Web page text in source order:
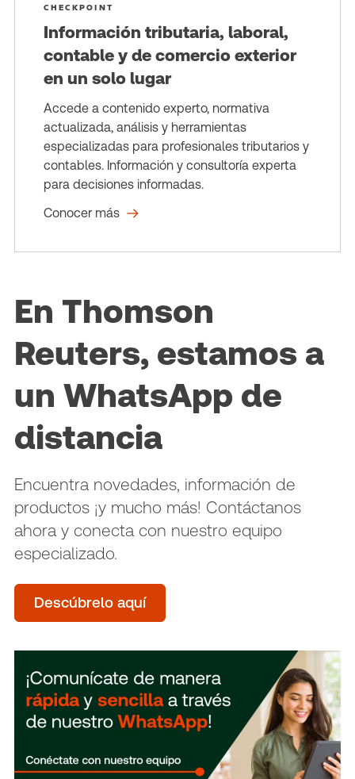
CHECKPOINT
Información tributaria, laboral,
contable y de comercio exterior
en un solo lugar
Accede a contenido experto, normativa
actualizada, análisis y herramientas
especializadas para profesionales tributarios y
contables. Información y consultoría experta
para decisiones informadas.
Conocer más
En Thomson
Reuters, estamos a
un WhatsApp de
distancia
Encuentra novedades, información de
productos ¡y mucho más! Contáctanos
ahora y conecta con nuestro equipo
especializado.
Descúbrelo aquí